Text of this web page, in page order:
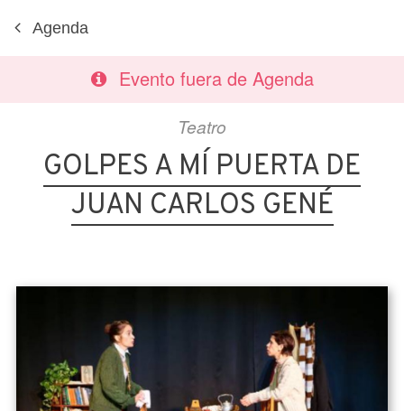
Agenda
Evento fuera de Agenda
Teatro
GOLPES A MÍ PUERTA DE
JUAN CARLOS GENÉ